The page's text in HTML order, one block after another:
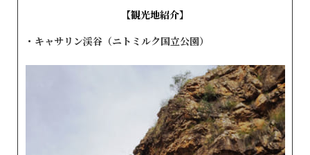
【観光地紹介】
・キャサリン渓谷（ニトミルク国立公園）